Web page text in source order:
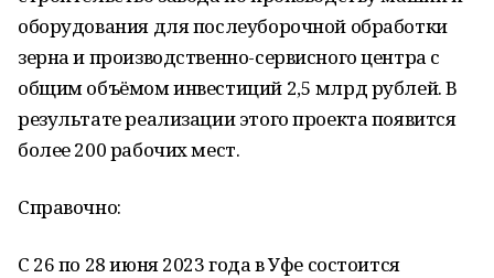
оборудования для послеуборочной обработки
зерна и производственно-сервисного центра с
общим объёмом инвестиций 2,5 млрд рублей. В
результате реализации этого проекта появится
более 200 рабочих мест.
Справочно:
С 26 по 28 июня 2023 года в Уфе состоится